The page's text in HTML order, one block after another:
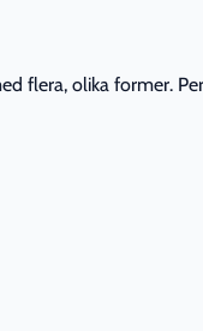
flera, olika former.